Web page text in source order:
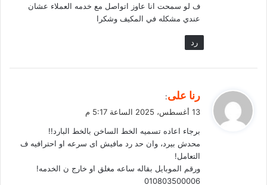
ف لو سمحت انا عاوز اتواصل مع خدمه العملاء عشان
عندي مشكله في المكيف وشكرا
رد
ل
رنا على:
13 أغسطس، 2025 الساعة 5:17 م
برجاء اعاده تسميه الخط الساخن بالخط البارد!!
محدش بيرد، وان حد رد مافيش اى سرعه او احترافيه ف
التعامل!
ورقم الموبايل بقاله ساعه مغلق او خارج ن الخدمه!
010803500006